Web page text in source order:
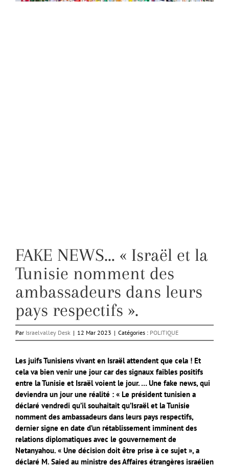
FAKE NEWS… « Israël et la
Tunisie nomment des
ambassadeurs dans leurs
pays respectifs ».
Par Israelvalley Desk | 12 Mar 2023 | Catégories : POLITIQUE
Les juifs Tunisiens vivant en Israël attendent que cela ! Et
cela va bien venir une jour car des signaux faibles positifs
entre la Tunisie et Israël voient le jour. … Une fake news, qui
deviendra un jour une réalité : « Le président tunisien a
déclaré vendredi qu’il souhaitait qu’Israël et la Tunisie
nomment des ambassadeurs dans leurs pays respectifs,
dernier signe en date d’un rétablissement imminent des
relations diplomatiques avec le gouvernement de
Netanyahou. « Une décision doit être prise à ce sujet », a
déclaré M. Saied au ministre des Affaires étrangères israélien